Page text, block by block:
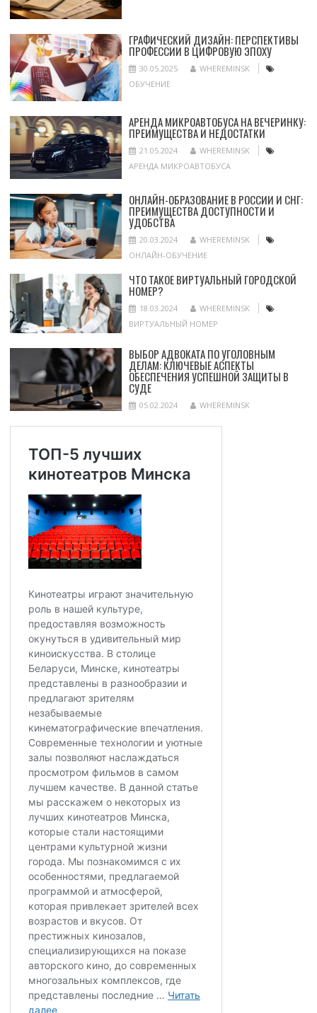
ГРАФИЧЕСКИЙ ДИЗАЙН: ПЕРСПЕКТИВЫ
ПРОФЕССИИ В ЦИФРОВУЮ ЭПОХУ
30.05.2025
WHEREMINSK
ОБУЧЕНИЕ
АРЕНДА МИКРОАВТОБУСА НА ВЕЧЕРИНКУ:
ПРЕИМУЩЕСТВА И НЕДОСТАТКИ
21.05.2024
WHEREMINSK
АРЕНДА МИКРОАВТОБУСА
ОНЛАЙН-ОБРАЗОВАНИЕ В РОССИИ И СНГ:
ПРЕИМУЩЕСТВА ДОСТУПНОСТИ И
УДОБСТВА
20.03.2024
WHEREMINSK
ОНЛАЙН-ОБУЧЕНИЕ
ЧТО ТАКОЕ ВИРТУАЛЬНЫЙ ГОРОДСКОЙ
НОМЕР?
18.03.2024
WHEREMINSK
ВИРТУАЛЬНЫЙ НОМЕР
ВЫБОР АДВОКАТА ПО УГОЛОВНЫМ
ДЕЛАМ: КЛЮЧЕВЫЕ АСПЕКТЫ
ОБЕСПЕЧЕНИЯ УСПЕШНОЙ ЗАЩИТЫ В
СУДЕ
05.02.2024 WHEREMINSK